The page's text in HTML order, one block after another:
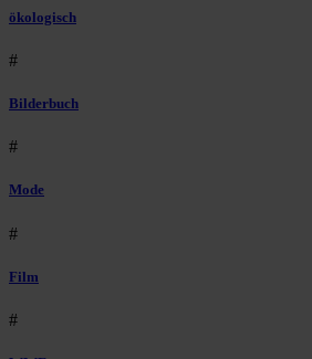
ökologisch
#
Bilderbuch
#
Mode
#
Film
#